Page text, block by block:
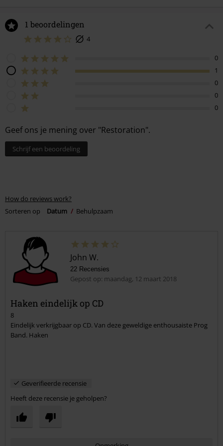
1 beoordelingen
4
0
1
0
0
0
Geef ons je mening over "Restoration".
Schrijf een beoordeling
How do reviews work?
Sorteren op
Datum Behulpzaam
John W.
22 Recensies
Gepost op: maandag, 12 maart 2018
Haken eindelijk op CD
8
Eindelijk verkrijgbaar op CD. Van deze geweldige enthousaiste Prog
Band. Haken
Geverifieerde recensie
Heeft deze recensie je geholpen?